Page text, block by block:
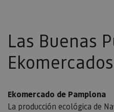
Las Buenas
Ekomercado de Pamplona
La producción ecológica de